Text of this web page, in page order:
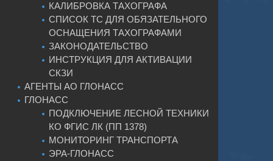
КАЛИБРОВКА ТАХОГРАФА
СПИСОК ТС ДЛЯ ОБЯЗАТЕЛЬНОГО
ОСНАЩЕНИЯ ТАХОГРАФАМИ
ЗАКОНОДАТЕЛЬСТВО
ИНСТРУКЦИЯ ДЛЯ АКТИВАЦИИ
СКЗИ
АГЕНТЫ АО ГЛОНАСС
ГЛОНАСС
ПОДКЛЮЧЕНИЕ ЛЕСНОЙ ТЕХНИКИ
КО ФГИС ЛК (ПП 1378)
МОНИТОРИНГ ТРАНСПОРТА
ЭРА-ГЛОНАСС